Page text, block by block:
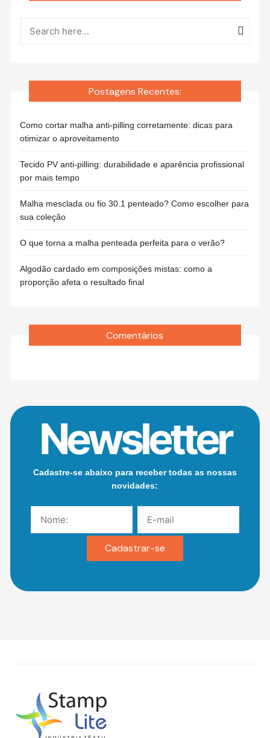
Postagens Recentes:
Como cortar malha anti-pilling corretamente: dicas para
otimizar o aproveitamento
Tecido PV anti-pilling: durabilidade e aparência profissional
por mais tempo
Malha mesclada ou fio 30.1 penteado? Como escolher para
sua coleção
O que torna a malha penteada perfeita para o verão?
Algodão cardado em composições mistas: como a
proporção afeta o resultado final
Comentários
Newsletter
Cadastre-se abaixo para receber todas as nossas
novidades: